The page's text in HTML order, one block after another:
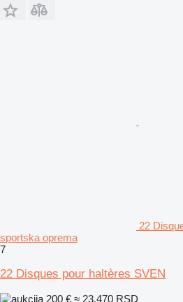
22
sportska oprema
7
22 Disques pour haltères SVEN
200 € ≈ 23.470 RSD